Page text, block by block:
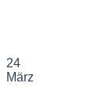
24
März